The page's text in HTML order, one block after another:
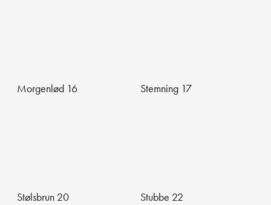
Morgenlød 16 Stemning 17
Stølsbrun 20 Stubbe 22